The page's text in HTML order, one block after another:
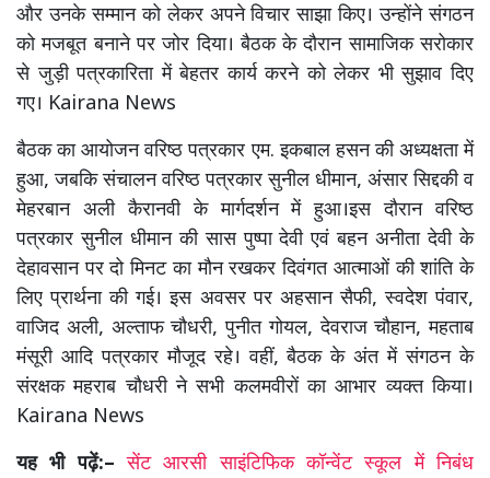
और उनके सम्मान को लेकर अपने विचार साझा किए। उन्होंने संगठन
को मजबूत बनाने पर जोर दिया। बैठक के दौरान सामाजिक सरोकार
से जुड़ी पत्रकारिता में बेहतर कार्य करने को लेकर भी सुझाव दिए
गए। Kairana News
बैठक का आयोजन वरिष्ठ पत्रकार एम. इकबाल हसन की अध्यक्षता में
हुआ, जबकि संचालन वरिष्ठ पत्रकार सुनील धीमान, अंसार सिद्दकी व
मेहरबान अली कैरानवी के मार्गदर्शन में हुआ।इस दौरान वरिष्ठ
पत्रकार सुनील धीमान की सास पुष्पा देवी एवं बहन अनीता देवी के
देहावसान पर दो मिनट का मौन रखकर दिवंगत आत्माओं की शांति के
लिए प्रार्थना की गई। इस अवसर पर अहसान सैफी, स्वदेश पंवार,
वाजिद अली, अल्ताफ चौधरी, पुनीत गोयल, देवराज चौहान, महताब
मंसूरी आदि पत्रकार मौजूद रहे। वहीं, बैठक के अंत में संगठन के
संरक्षक महराब चौधरी ने सभी कलमवीरों का आभार व्यक्त किया।
Kairana News
यह भी पढ़ें:–सेंट आरसी साइंटिफिक कॉन्वेंट स्कूल में निबंध